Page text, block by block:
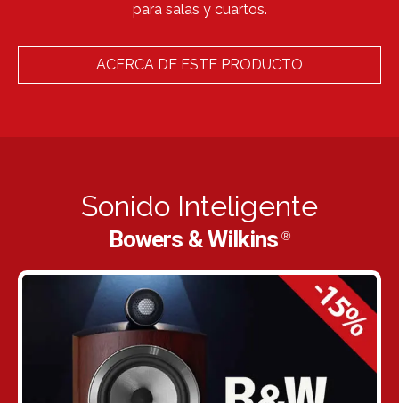
para salas y cuartos.
ACERCA DE ESTE PRODUCTO
Sonido Inteligente
Bowers & Wilkins ®